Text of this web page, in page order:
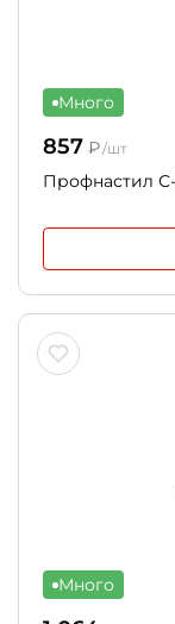
Много
857 ₽/шт
Профнастил
Много